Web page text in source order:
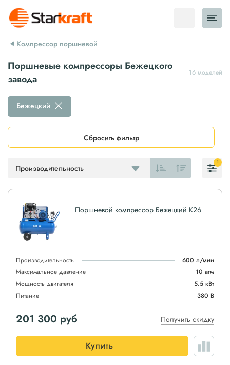
Компрессор поршневой
Поршневые компрессоры Бежецкого
завода
16 моделей
Производительность
Бежецкий
Сбросить фильтр
1
Поршневой компрессор Бежецкий К26
Производительность
600 л/мин
Максимальное давление
10 атм
Мощность двигателя
5.5 кВт
Питание
380 В
201 300 руб Получить скидку
Купить